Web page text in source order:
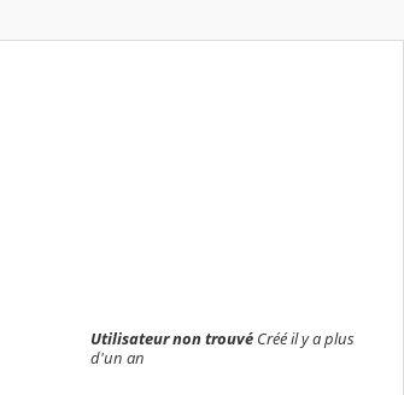
Utilisateur non trouvéCréé il y a plus
d'un an